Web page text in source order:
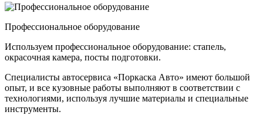
Профессиональное оборудование
Используем профессиональное оборудование: стапель,
окрасочная камера, посты подготовки.
Специалисты автосервиса «Поркаска Авто» имеют большой
опыт, и все кузовные работы выполняют в соответствии с
технологиями, используя лучшие материалы и специальные
инструменты.